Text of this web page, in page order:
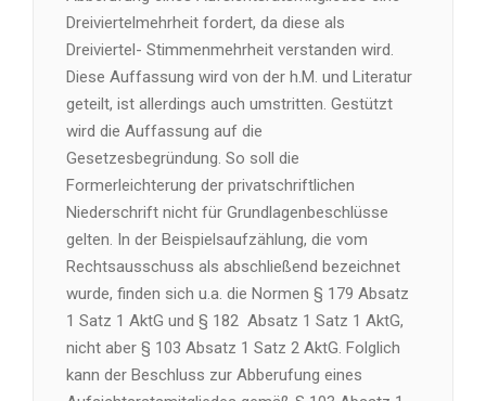
Dreiviertelmehrheit fordert, da diese als
Dreiviertel- Stimmenmehrheit verstanden wird.
Diese Auffassung wird von der h.M. und Literatur
geteilt, ist allerdings auch umstritten. Gestützt
wird die Auffassung auf die
Gesetzesbegründung. So soll die
Formerleichterung der privatschriftlichen
Niederschrift nicht für Grundlagenbeschlüsse
gelten. In der Beispielsaufzählung, die vom
Rechtsausschuss als abschließend bezeichnet
wurde, finden sich u.a. die Normen § 179 Absatz
1 Satz 1 AktG und § 182 Absatz 1 Satz 1 AktG,
nicht aber § 103 Absatz 1 Satz 2 AktG. Folglich
kann der Beschluss zur Abberufung eines